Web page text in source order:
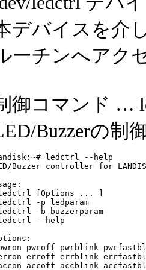
デバイスを介
ーチンへアク
御コマンド …
Buzzerの制
ledctrl --help
Buzzer controller for
[Options ... ]
-p ledparam
-b buzzerparam
--help
pwroff pwrblink
erroff errblink
accoff accblink